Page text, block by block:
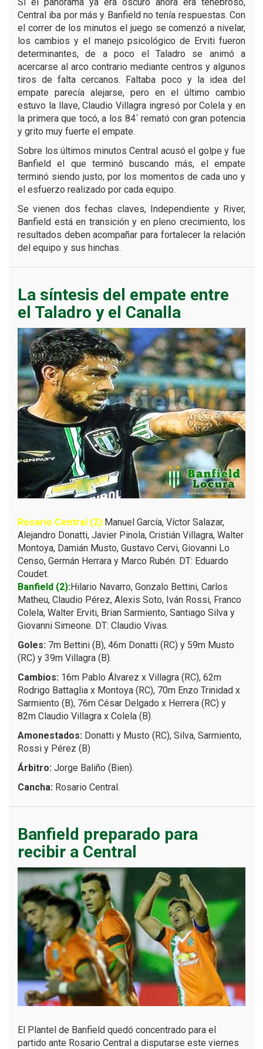
Central iba por más y Banfield no tenía respuestas. Con
el correr de los minutos el juego se comenzó a nivelar,
los cambios y el manejo psicológico de Erviti fueron
determinantes, de a poco el Taladro se animó a
acercarse al arco contrario mediante centros y algunos
tiros de falta cercanos. Faltaba poco y la idea del
empate parecía alejarse, pero en el último cambio
estuvo la llave, Claudio Villagra ingresó por Colela y en
la primera que tocó, a los 84´ remató con gran potencia
y grito muy fuerte el empate.
Sobre los últimos minutos Central acusó el golpe y fue
Banfield el que terminó buscando más, el empate
terminó siendo justo, por los momentos de cada uno y
el esfuerzo realizado por cada equipo.
Se vienen dos fechas claves, Independiente y River,
Banfield está en transición y en pleno crecimiento, los
resultados deben acompañar para fortalecer la relación
del equipo y sus hinchas.
La síntesis del empate entre
el Taladro y el Canalla
Rosario Central (2):Manuel García, Víctor Salazar,
Alejandro Donatti, Javier Pinola, Cristián Villagra, Walter
Montoya, Damián Musto, Gustavo Cervi, Giovanni Lo
Censo, Germán Herrara y Marco Rubén. DT: Eduardo
Coudet.
Banfield (2):Hilario Navarro, Gonzalo Bettini, Carlos
Matheu, Claudio Pérez, Alexis Soto, Iván Rossi, Franco
Colela, Walter Erviti, Brian Sarmiento, Santiago Silva y
Giovanni Simeone. DT: Claudio Vivas.
Goles: 7m Bettini (B), 46m Donatti (RC) y 59m Musto
(RC) y 39m Villagra (B).
Cambios: 16m Pablo Álvarez x Villagra (RC), 62m
Rodrigo Battaglia x Montoya (RC), 70m Enzo Trinidad x
Sarmiento (B), 76m César Delgado x Herrera (RC) y
82m Claudio Villagra x Colela (B).
Amonestados: Donatti y Musto (RC), Silva, Sarmiento,
Rossi y Pérez (B)
Árbitro: Jorge Baliño (Bien).
Cancha: Rosario Central.
Banfield preparado para
recibir a Central
El Plantel de Banfield quedó concentrado para el
partido ante Rosario Central a disputarse este viernes